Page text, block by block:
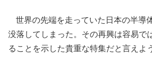
世界の先端を走っていた日本の半導
没落してしまった。その再興は容易で
ることを示した貴重な特集だと言えよ